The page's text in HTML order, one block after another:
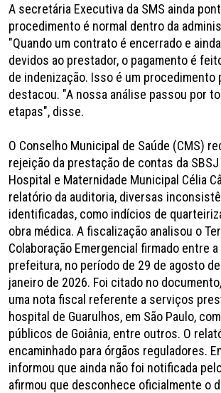
A secretária Executiva da SMS ainda
procedimento é normal dentro da
"Quando um contrato é encerrado e
devidos ao prestador, o pagamento é
de indenização. Isso é um procedimento
destacou. "A nossa análise passou por
etapas", disse.
O Conselho Municipal de Saúde (CMS)
rejeição da prestação de contas da
Hospital e Maternidade Municipal Célia
relatório da auditoria, diversas
identificadas, como indícios de
obra médica. A fiscalização analisou o
Colaboração Emergencial firmado entre
prefeitura, no período de 29 de agosto
janeiro de 2026. Foi citado no
uma nota fiscal referente a serviços
hospital de Guarulhos, em São Paulo,
públicos de Goiânia, entre outros. O
encaminhado para órgãos reguladores.
informou que ainda não foi notificada
afirmou que desconhece oficialmente o